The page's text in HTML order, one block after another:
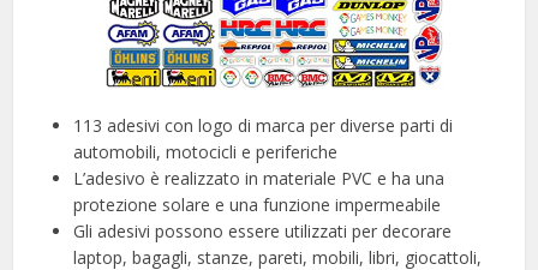
113 adesivi con logo di marca per diverse parti di
automobili, motocicli e periferiche
L’adesivo è realizzato in materiale PVC e ha una
protezione solare e una funzione impermeabile
Gli adesivi possono essere utilizzati per decorare
laptop, bagagli, stanze, pareti, mobili, libri, giocattoli,